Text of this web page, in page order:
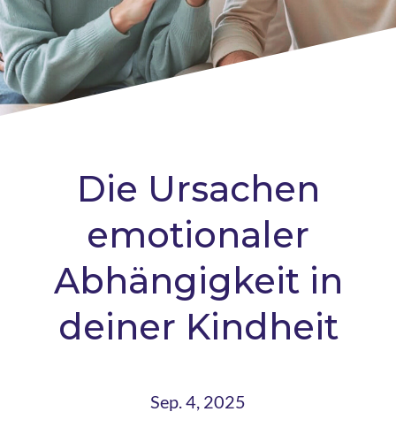
Die Ursachen
emotionaler
Abhängigkeit in
deiner Kindheit
Sep. 4, 2025